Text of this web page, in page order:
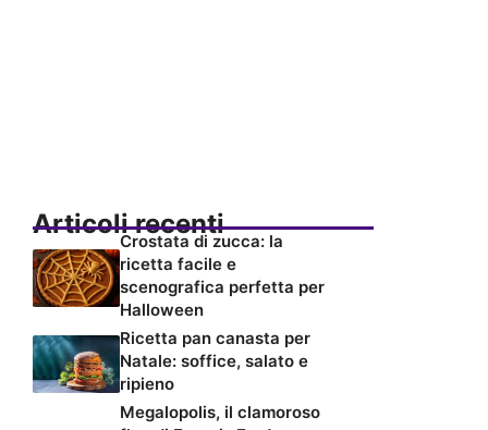
Articoli recenti
Crostata di zucca: la
ricetta facile e
scenografica perfetta per
Halloween
Ricetta pan canasta per
Natale: soffice, salato e
ripieno
Megalopolis, il clamoroso